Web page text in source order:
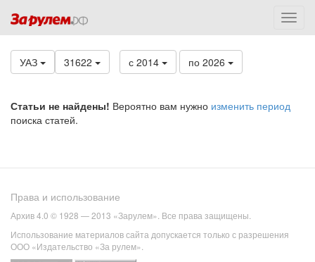
УАЗ 31622 с 2014 по 2026
Статьи не найдены! Вероятно вам нужно изменить период
поиска статей.
Права и использование
Архив 4.0 © 1928 — 2013 «Зарулем». Все права защищены.
Использование материалов сайта допускается только с разрешения
ООО «Издательство «За рулем».